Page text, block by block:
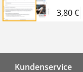
3,80 €
Kundenservice